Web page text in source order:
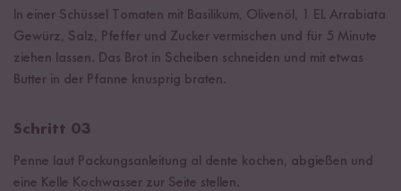
In einer Schüssel Tomaten mit Basilikum, Olivenöl, 1 EL Arrabiata
Gewürz, Salz, Pfeffer und Zucker vermischen und für 5 Minute
ziehen lassen. Das Brot in Scheiben schneiden und mit etwas
Butter in der Pfanne knusprig braten.
Schritt 03
Penne laut Packungsanleitung al dente kochen, abgießen und
eine Kelle Kochwasser zur Seite stellen.